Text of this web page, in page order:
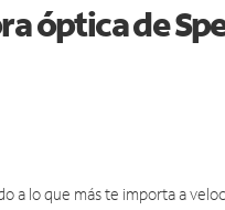
óptica de
lo que más te importa a